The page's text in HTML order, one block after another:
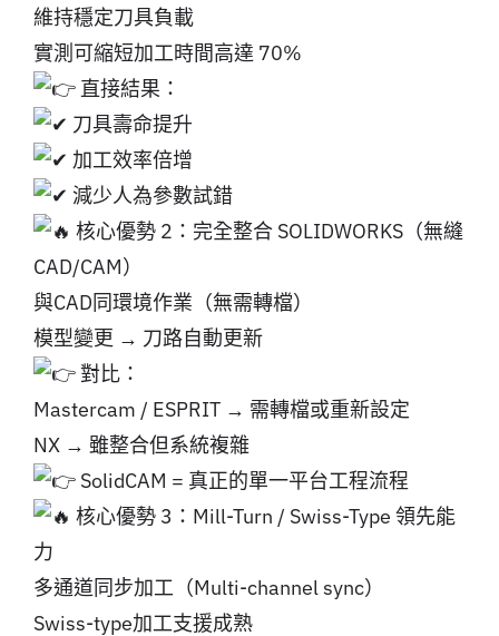
維持穩定刀具負載
實測可縮短加工時間高達 70%
直接結果：
刀具壽命提升
加工效率倍增
減少人為參數試錯
核心優勢 2：完全整合 SOLIDWORKS（無縫
CAD/CAM）
與CAD同環境作業（無需轉檔）
模型變更 → 刀路自動更新
對比：
Mastercam / ESPRIT → 需轉檔或重新設定
NX → 雖整合但系統複雜
SolidCAM = 真正的單一平台工程流程
核心優勢 3：Mill-Turn / Swiss-Type 領先能
力
多通道同步加工（Multi-channel sync）
Swiss-type加工支援成熟